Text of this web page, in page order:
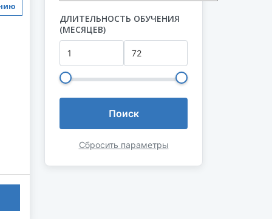
ДЛИТЕЛЬНОСТЬ ОБУЧЕНИЯ
(МЕСЯЦЕВ)
Поиск
Сбросить параметры